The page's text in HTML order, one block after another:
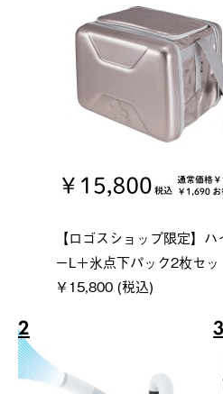
【ロゴスショップ限定】
ーL＋氷点下パック2枚セッ
￥15,800 (税込)
2 3